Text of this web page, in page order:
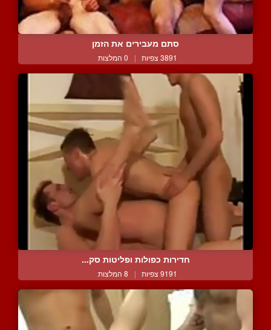
סתם מעבירים את הזמן
3891 צפיות | 0 המלצות
חדירות כפולות ופליטות סק...
9191 צפיות | 8 המלצות